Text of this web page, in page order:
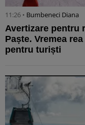
11:26 • Bumbeneci Diana
Avertizare pentru
Paște. Vremea
pentru turiști